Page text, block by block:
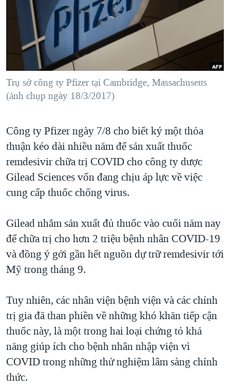
"Tìm"
NGƯỜI VIỆT HẢI NGOẠI
ĐỜI SỐNG
KINH TẾ
KHOA HỌC
SỨC KHOẺ
VĂN HOÁ
TẠI
HÀNH TRÌNH BẦU CỬ 2024
MỘT NĂM CHIẾN TRANH TẠI DẢI GAZA
GIẢI MÃ VÀNH ĐAI & CON ĐƯỜNG
TRỊNH VĨNH BÌNH - NGƯỜI HẠ 'BÊN THẮNG CUỘC'
CHI PHÍ CHIẾN TRANH AFGHANISTAN
CÁC GIÁ TRỊ CỘNG HÒA Ở VIỆT NAM
THƯỢNG ĐỈNH TRUMP-KIM TẠI VIỆT NAM
TRỊNH VĨNH BÌNH VS. CHÍNH PHỦ VIỆT NAM
BÊN KIA QUỐC LỘ: TIẾNG VỌNG TỪ NÔNG THÔN MỸ
QUAN HỆ VIỆT MỸ
VIDEO
NGHE
MẠNG XÃ HỘI
Ngôn ngữ khác
Trụ sở công ty Pfizer tại Cambridge, Massachusetts
(ảnh chụp ngày 18/3/2017)
Công ty Pfizer ngày 7/8 cho biết ký một thỏa
thuận kéo dài nhiều năm để sản xuất thuốc
remdesivir chữa trị COVID cho công ty dược
Gilead Sciences vốn đang chịu áp lực về việc
cung cấp thuốc chống virus.
Gilead nhắm sản xuất đủ thuốc vào cuối năm nay
để chữa trị cho hơn 2 triệu bệnh nhân COVID-19
và đồng ý gởi gần hết nguồn dự trữ remdesivir tới
Mỹ trong tháng 9.
Tuy nhiên, các nhân viện bệnh viện và các chính
trị gia đã than phiền về những khó khăn tiếp cận
thuốc này, là một trong hai loại chứng tỏ khả
năng giúp ích cho bệnh nhân nhập viện vì
COVID trong những thử nghiệm lâm sàng chính
thức.